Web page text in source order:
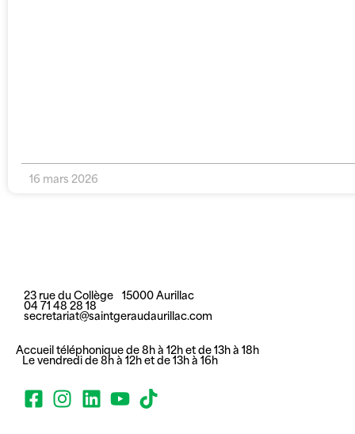
16 mars 2026
23 rue du Collège 15000 Aurillac
04 71 48 28 18
secretariat@saintgeraudaurillac.com
Accueil téléphonique de 8h à 12h et de 13h à 18h
Le vendredi de 8h à 12h et de 13h à 16h